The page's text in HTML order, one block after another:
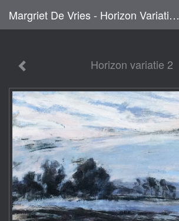
Margriet De Vries - Horizon Variatie 2
Horizon variatie 2